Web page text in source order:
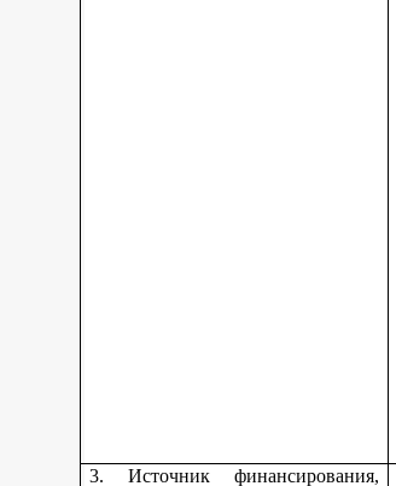
3. Источник финансирования,